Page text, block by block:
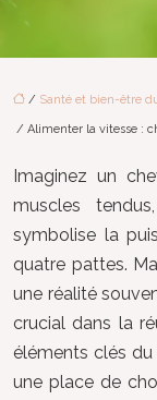
/ Santé et bien-être
/ Alimenter la vitesse :
Imaginez un
muscles
symbolise la
quatre pattes.
une réalité
crucial dans la
éléments clés
une place de